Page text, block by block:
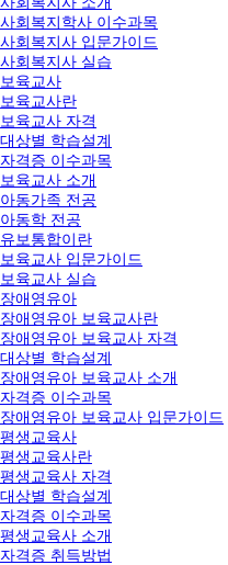
사회복지학사 이수과목
사회복지사 입문가이드
사회복지사 실습
보육교사
보육교사란
보육교사 자격
대상별 학습설계
자격증 이수과목
보육교사 소개
아동가족 전공
아동학 전공
유보통합이란
보육교사 입문가이드
보육교사 실습
장애영유아
장애영유아 보육교사란
장애영유아 보육교사 자격
대상별 학습설계
장애영유아 보육교사 소개
자격증 이수과목
장애영유아 보육교사 입문가이드
평생교육사
평생교육사란
평생교육사 자격
대상별 학습설계
자격증 이수과목
평생교육사 소개
자격증 취득방법